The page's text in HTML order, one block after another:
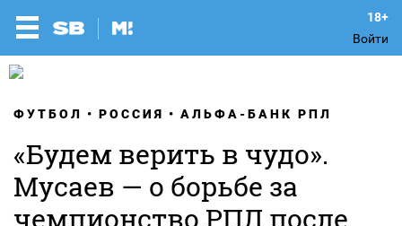
Войти
ФУТБОЛ РОССИЯ АЛЬФА-БАНК РПЛ
«Будем верить в чудо».
Мусаев — о борьбе за
чемпионство РПЛ после